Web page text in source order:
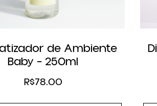
de Ambiente
Baby – 250ml
R$78.00